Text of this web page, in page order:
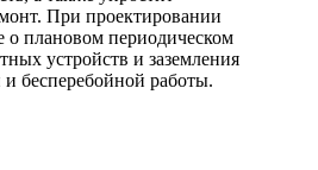
При проектировании
о плановом периодическом
устройств и заземления
бесперебойной работы.